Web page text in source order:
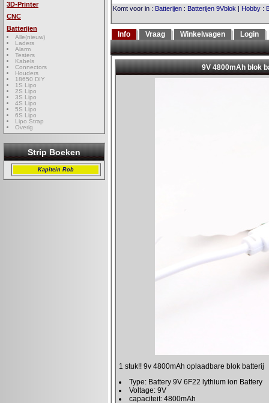
3D-Printer
CNC
Batterijen
Alle(nieuw)
Laders
Alarm
Testers
Kabels
Connectors
Houders
18650 DIY
1S Lipo
2S Lipo
3S Lipo
4S Lipo
5S Lipo
6S Lipo
Lipo Strap
Overig
Strip Boeken
Kapitein Rob
Komt voor in : Batterijen : Batterijen 9Vblok | Hobby :
Info Vraag Winkelwagen Login